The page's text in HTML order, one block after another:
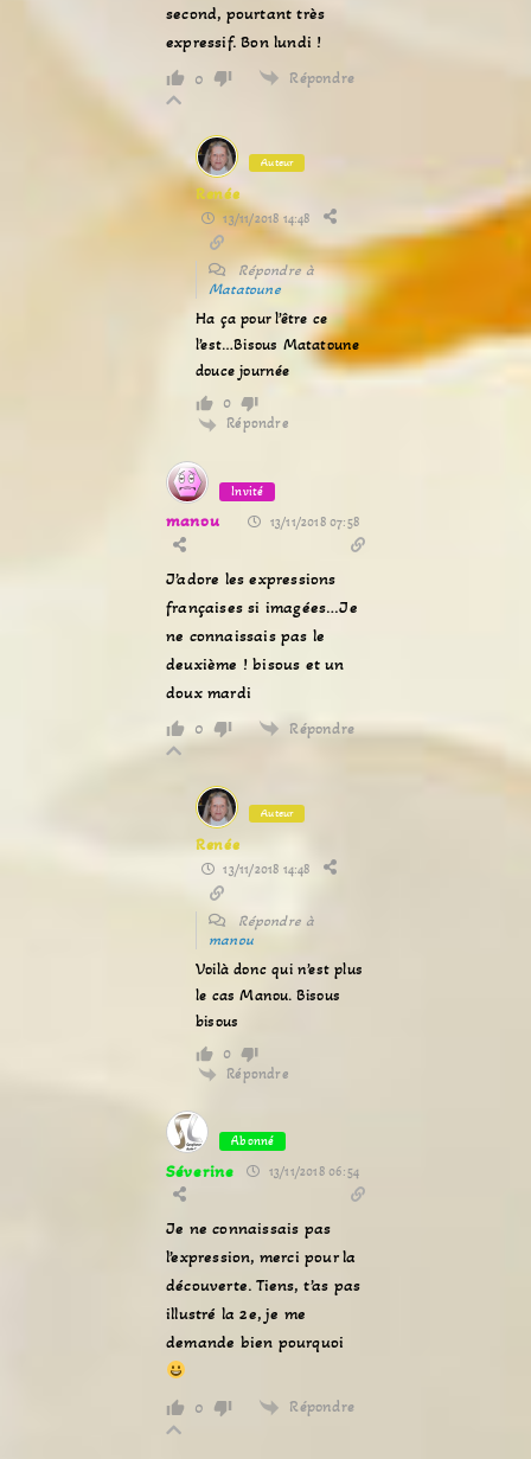
second, pourtant très
expressif. Bon lundi !
0 Répondre
Auteur
Renée
13/11/2018 14:48
Répondre à
Matatoune
Ha ça pour l’être ce
l’est…Bisous Matatoune
douce journée
0
Répondre
Invité
manou 13/11/2018 07:58
J’adore les expressions
françaises si imagées…Je
ne connaissais pas le
deuxième ! bisous et un
doux mardi
0 Répondre
Auteur
Renée
13/11/2018 14:48
Répondre à
manou
Voilà donc qui n’est plus
le cas Manou. Bisous
bisous
0
Répondre
Abonné
Séverine 13/11/2018 06:54
Je ne connaissais pas
l’expression, merci pour la
découverte. Tiens, t’as pas
illustré la 2e, je me
demande bien pourquoi
0 Répondre